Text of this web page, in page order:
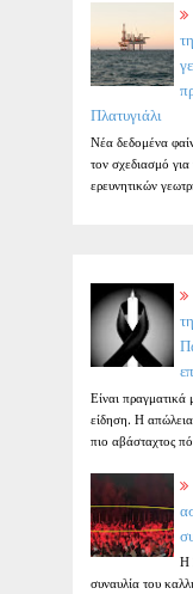
Πλατυγιάλι
Νέα δεδομένα
τον σχεδιασμό
ερευνητικών
Είναι πραγματικά
είδηση. Η απώλεια
πιο αβάσταχτος
Η
συναυλία του